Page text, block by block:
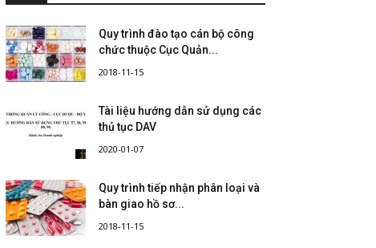
Quy trình đào tạo cán bộ công
chức thuộc Cục Quản...
2018-11-15
Tài liệu hướng dẫn sử dụng các
thủ tục DAV
2020-01-07
Quy trình tiếp nhận phân loại và
bàn giao hồ sơ...
2018-11-15